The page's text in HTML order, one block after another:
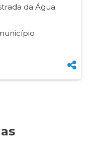
da Água